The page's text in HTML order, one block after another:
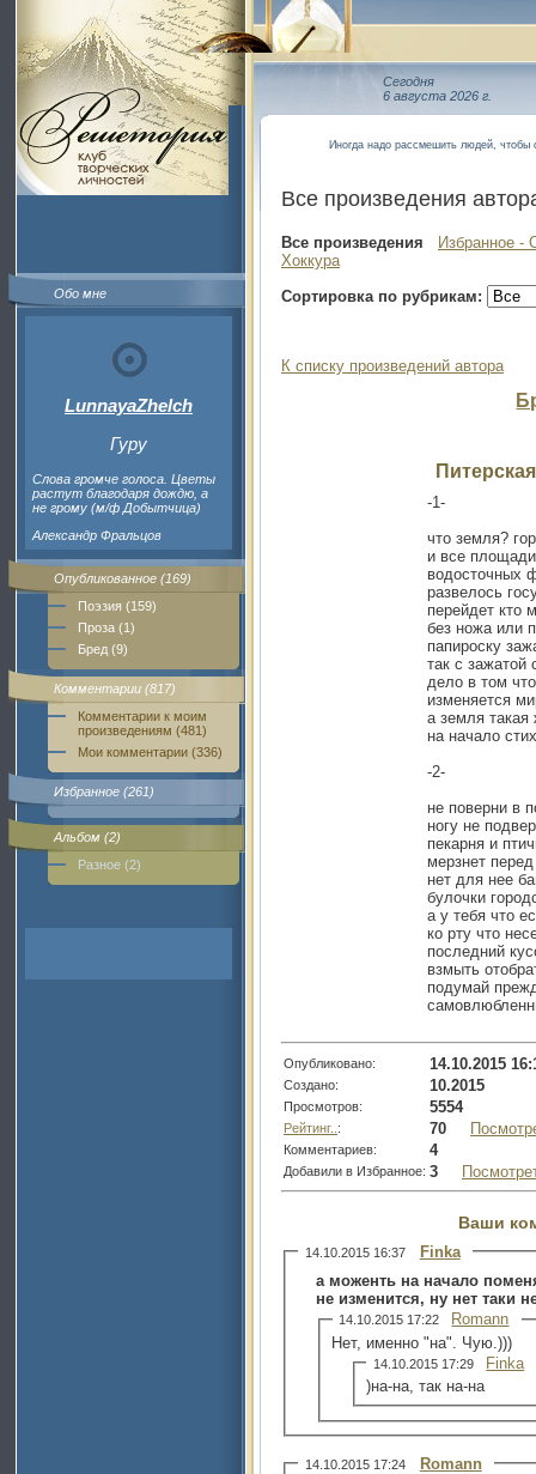
Обо мне
LunnayaZhelch
Гуру
Слова громче голоса. Цветы
растут благодаря дождю, а
не грому (м/ф Добытчица)
Александр Фральцов
Опубликованное (169)
Поэзия (159)
Проза (1)
Бред (9)
Комментарии (817)
Комментарии к моим
произведениям (481)
Мои комментарии (336)
Избранное (261)
Альбом (2)
Разное (2)
Сегодня
6 августа 2026 г.
Иногда надо рассмешить людей, чтобы
Все произведения
Все произведения
Избранное -
Хоккура
Сортировка по рубрикам:
К списку произведений автора
-1-
что земля?
и все
водосточных
развелось
перейдет кто
без ножа или
папироску
так с зажатой
дело в том
изменяется
а земля
на начало
-2-
не поверни в
ногу не
пекарня и
мерзнет
нет для нее
булочки
а у тебя что
ко рту что
последний
взмыть
подумай
Опубликовано: 14.10.2015
Создано: 10.2015
Просмотров: 5554
Рейтинг.. : 70
Комментариев: 4
Добавили в Избранное: 3
Ваши
14.10.2015 16:37
Finka
а моженть на начало
не изменится, ну нет таки
14.10.2015 17:22
Romann
Нет, именно "на". Чую.)))
14.10.2015 17:29
Finka
)на-на, так на-на
14.10.2015 17:24
Romann